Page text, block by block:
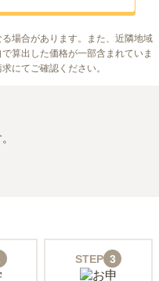
場合があります。また、近隣地域
算出した価格が一部含まれていま
にてご確認ください。
STEP 3